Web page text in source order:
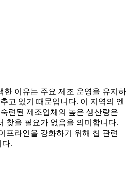
한 이유는 주요 제조 운영을 유지하
고 있기 때문입니다. 이 지역의 엔
련된 제조업체의 높은 생산량은
찾을 필요가 없음을 의미합니다.
프라인을 강화하기 위해 칩 관련
다.